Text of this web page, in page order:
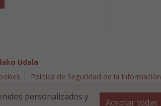
Udala
Política de Seguridad de la Información
11 ayuntamiento@tafalla.es
personalizados y
Aceptar todas